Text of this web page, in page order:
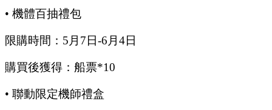
• 機體百抽禮包
限購時間： 5 月 7 日-6 月 4日
購買後獲得：船票*10
• 聯動限定機師禮盒